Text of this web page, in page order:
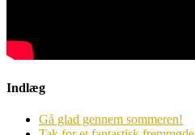
Indlæg
Gå glad gennem sommeren!